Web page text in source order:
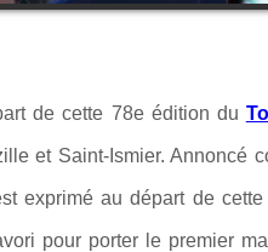
de cette 78e édition du
et Saint-Ismier. Annoncé
exprimé au départ de
pour porter le premier